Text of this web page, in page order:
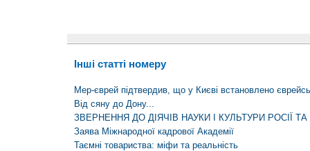
Інші статті номеру
Мер-єврей підтвердив, що у Києві встановлено
Від сяну до Дону...
ЗВЕРНЕННЯ ДО ДІЯЧІВ НАУКИ І КУЛЬТУРИ РОСІЇ ТА
Заява Міжнародної кадрової Академії
Таємні товариства: міфи та реальність